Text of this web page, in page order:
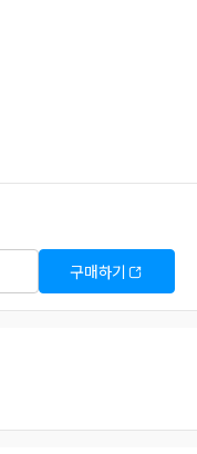
구매하기